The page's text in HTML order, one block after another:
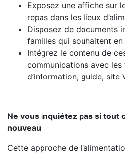
Exposez une affiche sur
repas dans les lieux
Disposez de documents
familles qui souhaitent
Intégrez le contenu de
communications avec
d’information, guide, site
Ne vous inquiétez pas si tout
nouveau
Cette approche de